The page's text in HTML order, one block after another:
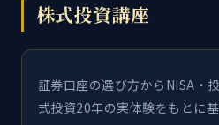
株式投資講座
証券口座の選び方からNISA・
式投資20年の実体験をもとに